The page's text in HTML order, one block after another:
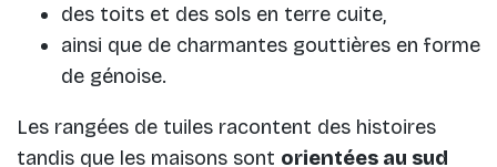
des toits et des sols en terre cuite,
ainsi que de charmantes gouttières en forme
de génoise.
Les rangées de tuiles racontent des histoires
tandis que les maisons sont orientées au sud